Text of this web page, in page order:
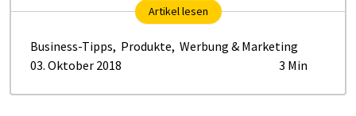
Artikel lesen
Business-Tipps, Produkte, Werbung & Marketing
03. Oktober 2018
3 Min